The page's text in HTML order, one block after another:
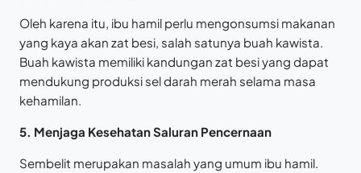
Oleh karena itu, ibu hamil perlu mengonsumsi makanan
yang kaya akan zat besi, salah satunya buah kawista.
Buah kawista memiliki kandungan zat besi yang dapat
mendukung produksi sel darah merah selama masa
kehamilan.
5. Menjaga Kesehatan Saluran Pencernaan
Sembelit merupakan masalah yang umum ibu hamil.